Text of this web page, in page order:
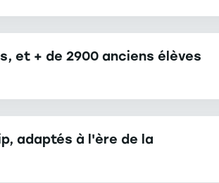
et + de 2900 anciens élèves
adaptés à l'ère de la